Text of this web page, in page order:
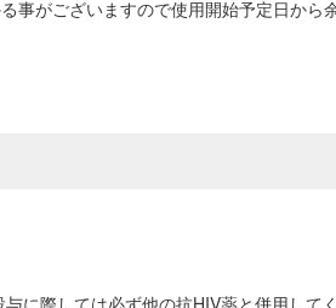
がございますので使用開始予定日から
に際しては必ず他の抗HIV薬と併用してく